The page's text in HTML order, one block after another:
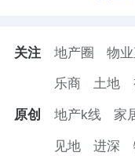
关注 地产圈 物
乐商 土地
原创 地产k线 家
见地 进深